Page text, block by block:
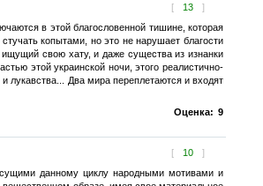
[ 13 ]
в этой благословенной тишине, которая
копытами, но это не нарушает благости
свою хату, и даже существа из изнанки
этой украинской ночи, этого реалистично-
лукавства... Два мира переплетаются и входят
Оценка: 9
[ 10 ]
данному циклу народными мотивами и